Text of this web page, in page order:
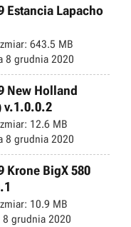
Estancia Lapacho
643.5 MB
8 grudnia 2020
New Holland
v.1.0.0.2
12.6 MB
8 grudnia 2020
Krone BigX 580
10.9 MB
8 grudnia 2020